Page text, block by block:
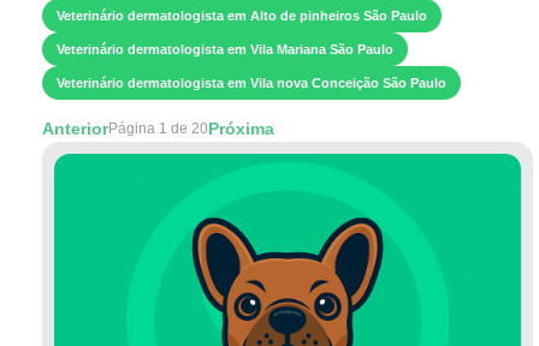
Veterinário dermatologista em Alto de pinheiros São Paulo
Veterinário dermatologista em Vila Mariana São Paulo
Veterinário dermatologista em Vila nova Conceição São Paulo
AnteriorPágina 1 de 20Próxima